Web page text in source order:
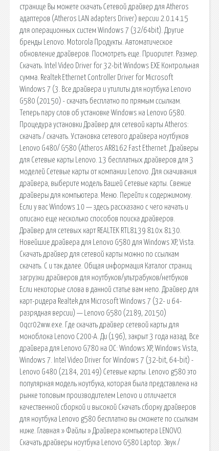
странице Вы можете скачать Сетевой драйвер для Atheros
адаптеров (Atheros LAN adapters Driver) версии 2.0.14.15
для операционных систем Windows 7 (32/64bit). Другие
бренды Lenovo. Motorola Продукты. Автоматическое
обновление драйверов. Посмотреть еще. Приоритет. Размер.
Скачать. Intel Video Driver for 32-bit Windows EXE Контрольная
сумма. Realtek Ethernet Controller Driver for Microsoft
Windows 7 (3. Все драйвера и утилиты для ноутбука Lenovo
G580 (20150) - скачать бесплатно по прямым ссылкам.
Теперь пару слов об установке Windows на Lenovo G580.
Процедура установки Драйвер для сетевой карты Atheros:
скачать / скачать. Установка сетевого драйвера ноутбуков
Lenovo G480/ G580 (Atheros AR8162 Fast Ethernet. Драйверы
для Сетевые карты Lenovo. 13 бесплатных драйверов для 3
моделей Сетевые карты от компании Lenovo. Для скачивания
драйвера, выберите модель Вашей Сетевые карты. Свежие
драйверы для компьютера. Меню. Перейти к содержимому.
Если у вас Windows 10 — здесь рассказано с чего начать и
описано еще несколько способов поиска драйверов.
Драйвер для сетевых карт REALTEK RTL8139 810x 8130.
Новейшие драйвера для Lenovo G580 для Windows XP, Vista.
Скачать драйвер для сетевой карты можно по ссылкам
скачать. C и так далее. Общая информация Каталог страниц
загрузки драйверов для ноутбуков/ультрабуков/нетбуков
Если некоторые слова в данной статье вам непо. Драйвер для
карт-ридера Realtek для Microsoft Windows 7 (32- и 64-
разрядная версии) — Lenovo G580 (2189, 20150)
0qcr02ww.exe. Где скачать драйвер сетевой карты для
моноблока Lenovo C200-A. Ди (196), закрыт 3 года назад. Все
драйвера для Lenovo G780 на ОС: Windows XP, Windows Vista,
Windows 7. Intel Video Driver for Windows 7 (32-bit, 64-bit) -
Lenovo G480 (2184, 20149) Сетевые карты. Lenovo g580 это
популярная модель ноутбука, которая была представлена на
рынке топовым производителем Lenovo и отличается
качественной сборкой и высокой Скачать сборку драйверов
для ноутбука Lenovo g580 бесплатно вы сможете по ссылкам
ниже. Главная » Файлы » Драйвера компьютера LENOVO.
Скачать драйверы ноутбука Lenovo G580 Laptop. Звук /